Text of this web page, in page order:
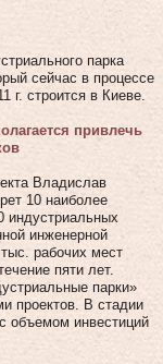
парка
сейчас в процессе
г. строится в Киеве.
привлечь
Владислав
10 наиболее
индустриальных
инженерной
рабочих мест
пяти лет.
парки»
проектов. В стадии
объемом инвестиций